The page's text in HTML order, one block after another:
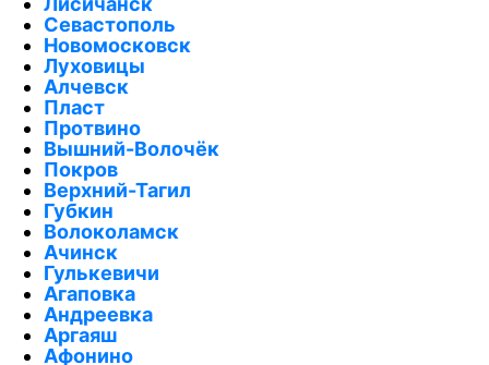
Севастополь
Новомосковск
Луховицы
Алчевск
Пласт
Протвино
Вышний-Волочёк
Покров
Верхний-Тагил
Губкин
Волоколамск
Ачинск
Гулькевичи
Агаповка
Андреевка
Аргаяш
Афонино